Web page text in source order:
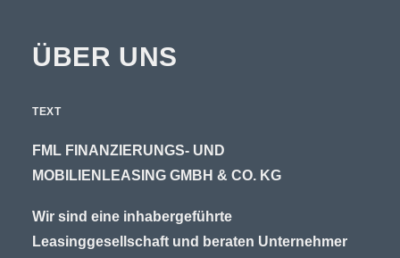
ÜBER UNS
TEXT
FML FINANZIERUNGS- UND
MOBILIENLEASING GMBH & CO. KG
Wir sind eine inhabergeführte
Leasinggesellschaft und beraten Unternehmer